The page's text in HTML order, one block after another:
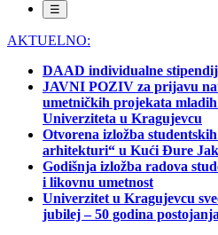
☰
AKTUELNO:
DAAD individualne
JAVNI POZIV za prijavu
umetničkih projekata
Univerziteta u Kragujevcu
Otvorena izložba
arhitekturi“ u Kući Đure
Godišnja izložba radova
i likovnu umetnost
Univerzitet u Kragujevcu
jubilej – 50 godina postojanja